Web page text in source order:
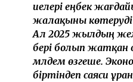
иелері еңбек
жалақыны
Ал 2025 жылдың
бері болып жатқан
мүлдем өзгеше.
біртіндеп саяси